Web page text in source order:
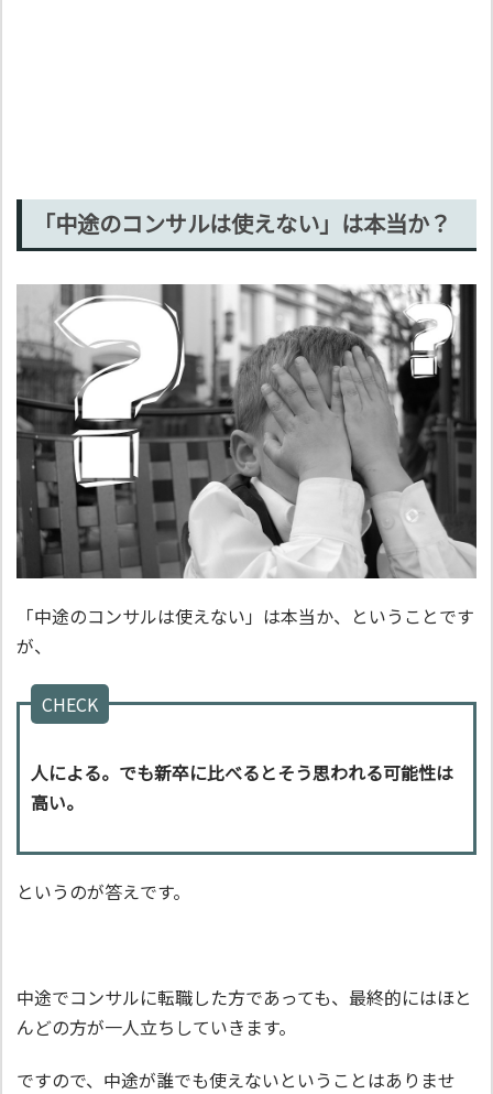
「中途のコンサルは使えない」は本当か？
「中途のコンサルは使えない」は本当か、ということです
が、
CHECK
人による。でも新卒に比べるとそう思われる可能性は
高い。
というのが答えです。
中途でコンサルに転職した方であっても、最終的にはほと
んどの方が一人立ちしていきます。
ですので、中途が誰でも使えないということはありませ